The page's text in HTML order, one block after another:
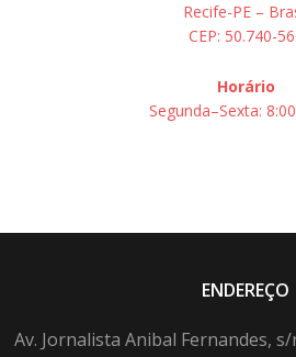
Recife-PE –
CEP: 50.740-
Horário
Segunda–Sexta:
ENDEREÇO
Av. Jornalista Anibal Fernandes,